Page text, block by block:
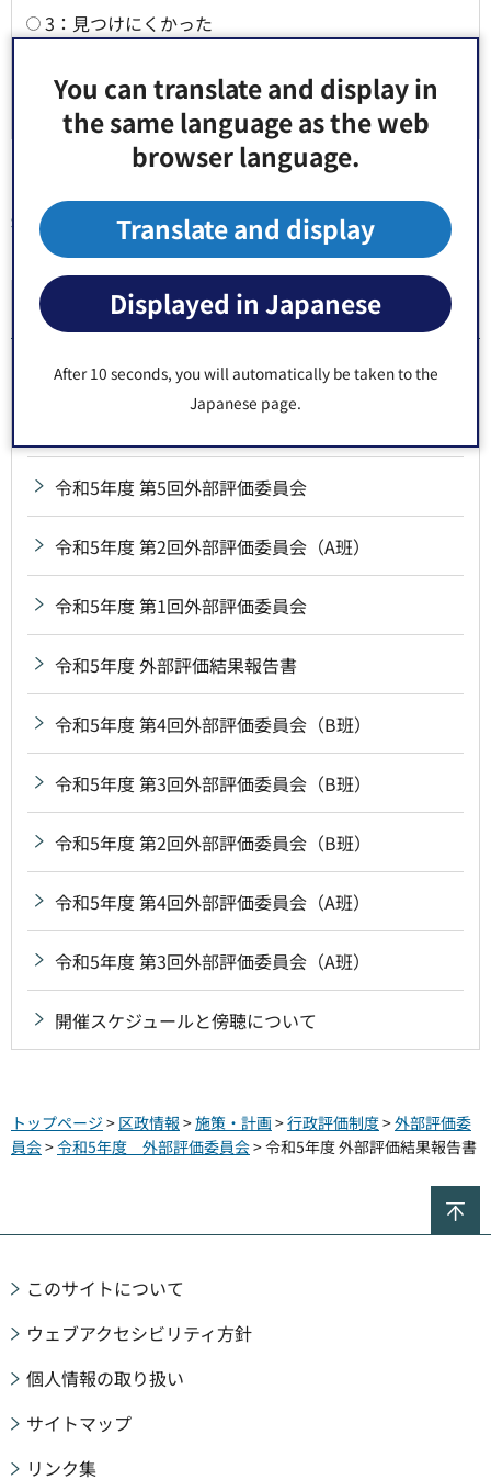
You can translate and display in
the same language as the web
browser language.
Translate and display
Displayed in Japanese
After 10 seconds, you will automatically be taken to the
Japanese page.
3：見つけにくかった
同じ分類から探す
令和5年度 外部評価委員会
令和8年度第4回外部評価委員会（A班）
令和5年度 第5回外部評価委員会
令和5年度 第2回外部評価委員会（A班）
令和5年度 第1回外部評価委員会
令和5年度 外部評価結果報告書
令和5年度 第4回外部評価委員会（B班）
令和5年度 第3回外部評価委員会（B班）
令和5年度 第2回外部評価委員会（B班）
令和5年度 第4回外部評価委員会（A班）
令和5年度 第3回外部評価委員会（A班）
開催スケジュールと傍聴について
トップページ > 区政情報 >施策・計画>行政評価制度>外部評価委
員会>令和5年度 外部評価委員会> 令和5年度 外部評価結果報告書
このサイトについて
ウェブアクセシビリティ方針
個人情報の取り扱い
サイトマップ
リンク集